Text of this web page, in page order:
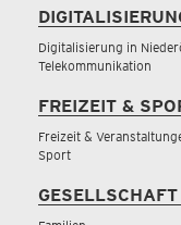
Digitalisierung in
Telekommunikation
FREIZEIT &
Freizeit &
Sport